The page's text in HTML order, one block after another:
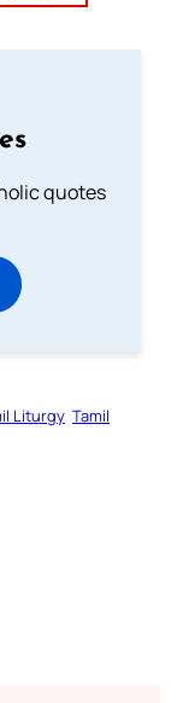
quotes
Liturgy Tamil